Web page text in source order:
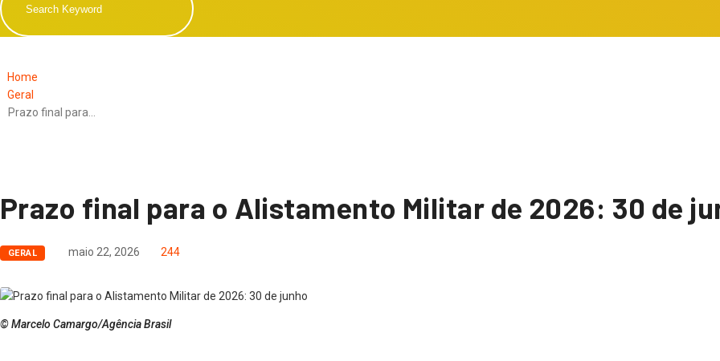
Home
Geral
Prazo final para…
Prazo final para o Alistamento Militar de 2026: 30 de
GERAL maio 22, 2026 244
© Marcelo Camargo/Agência Brasil